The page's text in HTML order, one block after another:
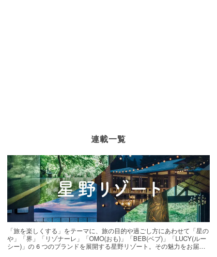
連載一覧
「旅を楽しくする」をテーマに、旅の目的や過ごし方にあわせて「星の
や」「界」「リゾナーレ」「OMO(おも)」「BEB(ベブ)」「LUCY(ルー
シー)」の 6 つのブランドを展開する星野リゾート。その魅力をお届け